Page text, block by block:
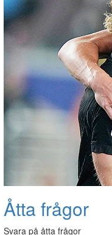
Åtta frågor
Svara på åtta frågor